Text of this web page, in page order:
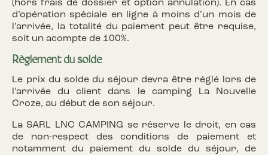
(hors frais de dossier et option annulation). En cas
d’opération spéciale en ligne à moins d’un mois de
l’arrivée, la totalité du paiement peut être requise,
soit un acompte de 100%.
Règlement du solde
Le prix du solde du séjour devra être réglé lors de
l’arrivée du client dans le camping La Nouvelle
Croze, au début de son séjour.
La SARL LNC CAMPING se réserve le droit, en cas
de non-respect des conditions de paiement et
notamment du paiement du solde du séjour, de